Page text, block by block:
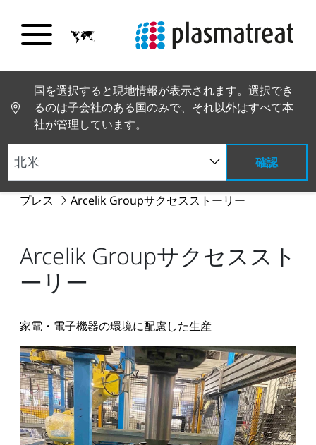
国を選択すると現地情報が表示されます。選択でき
るのは子会社のある国のみで、それ以外はすべて本
社が管理しています。
確認
PT トップページ
グローバルニュース
ニュースと
プレス
Arcelik Groupサクセスストーリー
Arcelik Groupサクセススト
ーリー
家電・電子機器の環境に配慮した生産